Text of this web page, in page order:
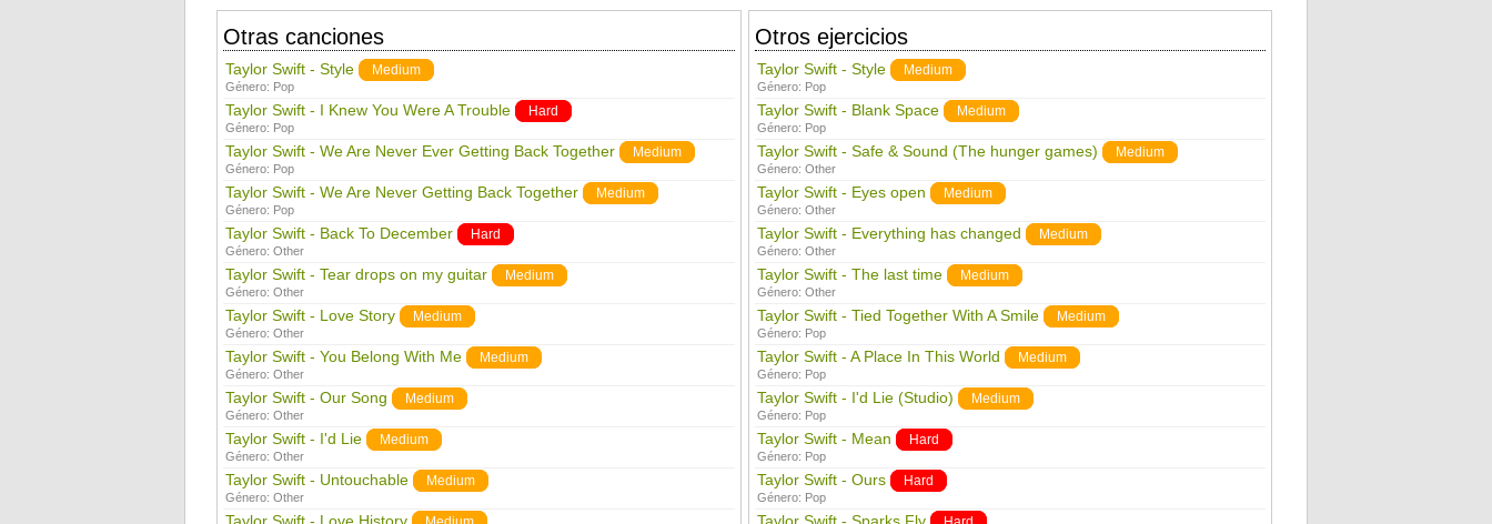
Otras canciones
Taylor Swift - Style Medium
Género: Pop
Taylor Swift - I Knew You Were A Trouble Hard
Género: Pop
Taylor Swift - We Are Never Ever Getting Back Together Medium
Género: Pop
Taylor Swift - We Are Never Getting Back Together Medium
Género: Pop
Taylor Swift - Back To December Hard
Género: Other
Taylor Swift - Tear drops on my guitar Medium
Género: Other
Taylor Swift - Love Story Medium
Género: Other
Taylor Swift - You Belong With Me Medium
Género: Other
Taylor Swift - Our Song Medium
Género: Other
Taylor Swift - I'd Lie Medium
Género: Other
Taylor Swift - Untouchable Medium
Género: Other
Otros ejercicios
Taylor Swift - Style Medium
Género: Pop
Taylor Swift - Blank Space Medium
Género: Pop
Taylor Swift - Safe & Sound (The hunger games) Medium
Género: Other
Taylor Swift - Eyes open Medium
Género: Other
Taylor Swift - Everything has changed Medium
Género: Other
Taylor Swift - The last time Medium
Género: Other
Taylor Swift - Tied Together With A Smile Medium
Género: Pop
Taylor Swift - A Place In This World Medium
Género: Pop
Taylor Swift - I'd Lie (Studio) Medium
Género: Pop
Taylor Swift - Mean Hard
Género: Pop
Taylor Swift - Ours Hard
Género: Pop